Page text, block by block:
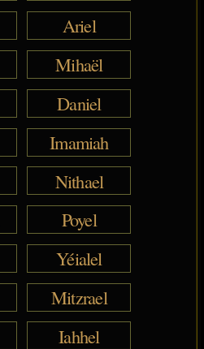
Ariel
Mihaël
Daniel
Imamiah
Nithael
Poyel
Yéialel
Mitzrael
Iahhel